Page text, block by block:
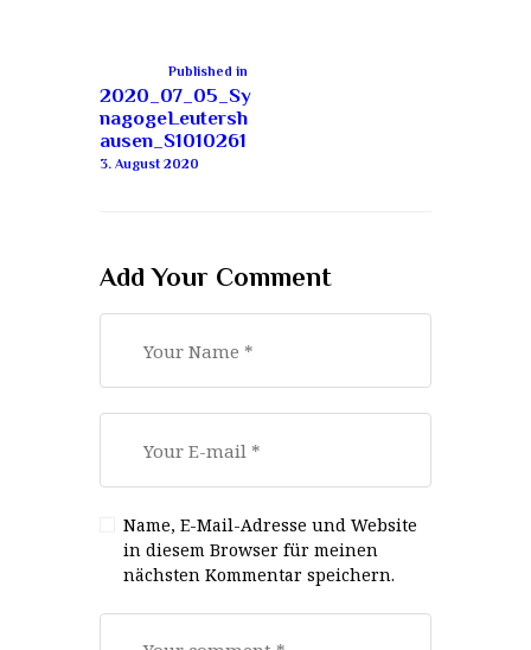
Published in
2020_07_05_Sy
nagogeLeutersh
ausen_S1010261
3. August 2020
Add Your Comment
Name, E-Mail-Adresse und Website
in diesem Browser für meinen
nächsten Kommentar speichern.